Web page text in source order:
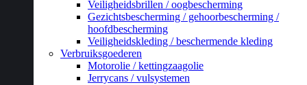
Veiligheidsbrillen / oogbescherming
Gezichtsbescherming / gehoorbescherming /
hoofdbescherming
Veiligheidskleding / beschermende kleding
Verbruiksgoederen
Motorolie / kettingzaagolie
Jerrycans / vulsystemen